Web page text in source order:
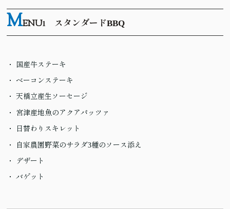
MENU1 スタンダードBBQ
国産牛ステーキ
ベーコンステーキ
天橋立産生ソーセージ
宮津産地魚のアクアパッツァ
日替わりスキレット
自家農園野菜のサラダ3種のソース添え
デザート
バゲット